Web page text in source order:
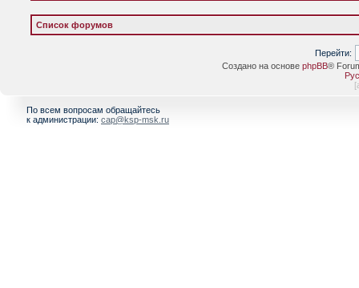
Список форумов
Перейти:
Создано на основе phpBB®
[
По всем вопросам обращайтесь
к администрации: cap@ksp-msk.ru